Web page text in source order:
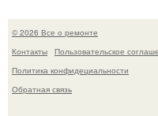
© 2026 Все о ремонте
Контакты
Пользовательское
Политика конфидециальности
Обратная связь